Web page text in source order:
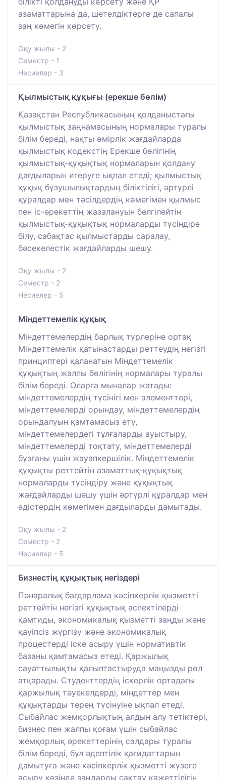
азаматтарына да, шетелдіктерге де сапалы
заң көмегін көрсету.
Оқу жылы - 2
Семестр - 1
Несиелер - 3
Қылмыстық құқығы (ерекше бөлім)
Қазақстан Республикасының қолданыстағы
қылмыстық заңнамасының нормалары туралы
білім береді, нақты өмірлік жағдайларда
қылмыстық кодекстің Ерекше бөлігінің
қылмыстық-құқықтық нормаларын қолдану
дағдыларын игеруге ықпал етеді; қылмыстық
құқық бұзушылықтардың біліктілігі, әртүрлі
құралдар мен тәсілдердің көмегімен қылмыс
пен іс-әрекеттің жазалануын белгілейтін
қылмыстық-құқықтық нормаларды түсіндіре
білу, сабақтас қылмыстарды саралау,
бәсекелестік жағдайларды шешу.
Оқу жылы - 2
Семестр - 2
Несиелер - 5
Міндеттемелік құқық
Міндеттемелердің барлық түрлеріне ортақ
Міндеттемелік қатынастарды реттеудің негізгі
принциптері қаланатын Міндеттемелік
құқықтың жалпы бөлігінің нормалары туралы
білім береді. Оларға мыналар жатады:
міндеттемелердің түсінігі мен элементтері,
міндеттемелерді орындау, міндеттемелердің
орындалуын қамтамасыз ету,
міндеттемелердегі тұлғаларды ауыстыру,
міндеттемелерді тоқтату, міндеттемелерді
бұзғаны үшін жауапкершілік. Міндеттемелік
құқықты реттейтін азаматтық-құқықтық
нормаларды түсіндіру және құқықтық
жағдайларды шешу үшін әртүрлі құралдар мен
әдістердің көмегімен дағдыларды дамытады.
Оқу жылы - 2
Семестр - 2
Несиелер - 5
Бизнестің құқықтық негіздері
Пәнаралық бағдарлама кәсіпкерлік қызметті
реттейтін негізгі құқықтық аспектілерді
қамтиды, экономикалық қызметті заңды және
қауіпсіз жүргізу және экономикалық
процестерді іске асыру үшін нормативтік
базаны қамтамасыз етеді. Қаржылық
сауаттылықты қалыптастыруда маңызды рөл
атқарады. Студенттердің іскерлік ортадағы
қаржылық тәуекелдерді, міндеттер мен
құқықтарды терең түсінуіне ықпал етеді.
Сыбайлас жемқорлықтың алдын алу тетіктері,
бизнес пен жалпы қоғам үшін сыбайлас
жемқорлық әрекеттерінің салдары туралы
білім береді, бұл әдептілік қағидаттарын
дамытуға және кәсіпкерлік қызметті жүзеге
асыру кезінде заңдарды сақтау қажеттілігін